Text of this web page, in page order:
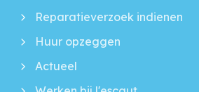
Reparatieverzoek indienen
Huur opzeggen
Actueel